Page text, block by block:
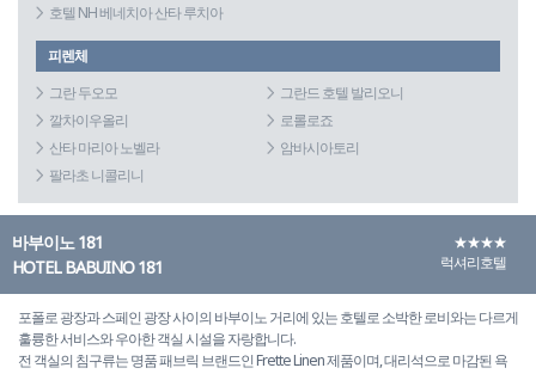
호텔 NH 베네치아 산타 루치아
피렌체
그란 두오모
그란드 호텔 발리오니
깔차이우올리
로롤로죠
산타 마리아 노벨라
암바시아토리
팔라초 니콜리니
바부이노 181
HOTEL BABUINO 181
★★★★
럭셔리호텔
포폴로 광장과 스페인 광장 사이의 바부이노 거리에 있는 호텔로 소박한 로비와는 다르게
훌륭한 서비스와 우아한 객실 시설을 자랑합니다.
전 객실의 침구류는 명품 패브릭 브랜드인 Frette Linen 제품이며, 대리석으로 마감된 욕